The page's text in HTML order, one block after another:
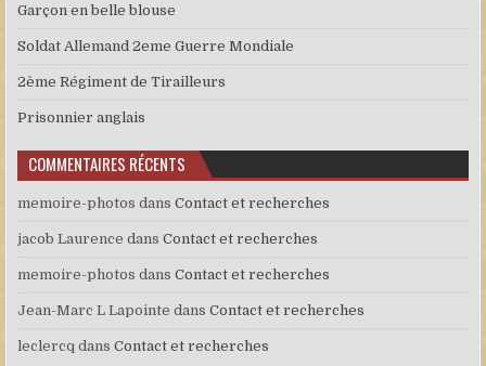
Garçon en belle blouse
Soldat Allemand 2eme Guerre Mondiale
2ème Régiment de Tirailleurs
Prisonnier anglais
COMMENTAIRES RÉCENTS
memoire-photos dansContact et recherches
jacob Laurence dansContact et recherches
memoire-photos dansContact et recherches
Jean-Marc L Lapointe dansContact et recherches
leclercq dansContact et recherches